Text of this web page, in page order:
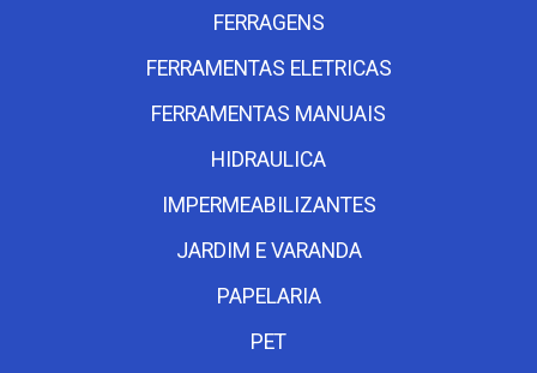
FERRAGENS
FERRAMENTAS ELETRICAS
FERRAMENTAS MANUAIS
HIDRAULICA
IMPERMEABILIZANTES
JARDIM E VARANDA
PAPELARIA
PET